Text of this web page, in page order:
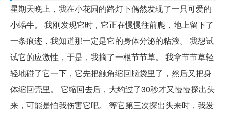
星期天晚上，我在小花园的路灯下偶然发现了一只可爱的
小蜗牛。 我刚发现它时，它正在慢慢往前爬，地上留下了
一条痕迹，我知道那一定是它的身体分泌的粘液。 我想试
试它的应激性，于是，我摘了一根节节草。 我拿节节草轻
轻地碰了它一下，它先把触角缩回脑袋里了，然后又把身
体缩回壳里。 它缩回去后，大约过了30秒才又慢慢探出头
来，可能是怕我伤害它吧。 等它第三次探出头来时，我发